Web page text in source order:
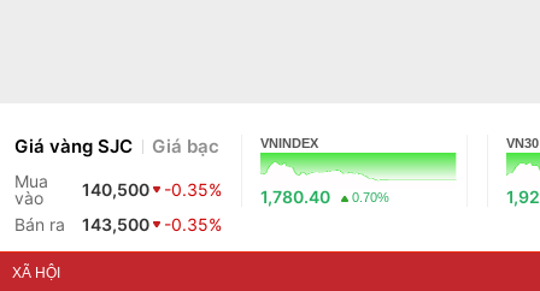
Giá vàng SJC Giá bạc
Mua
vào
140,500
-0.35%
Bán ra
143,500 -0.35%
VNINDEX
1,780.40 0.70%
VN30
XÃ HỘI